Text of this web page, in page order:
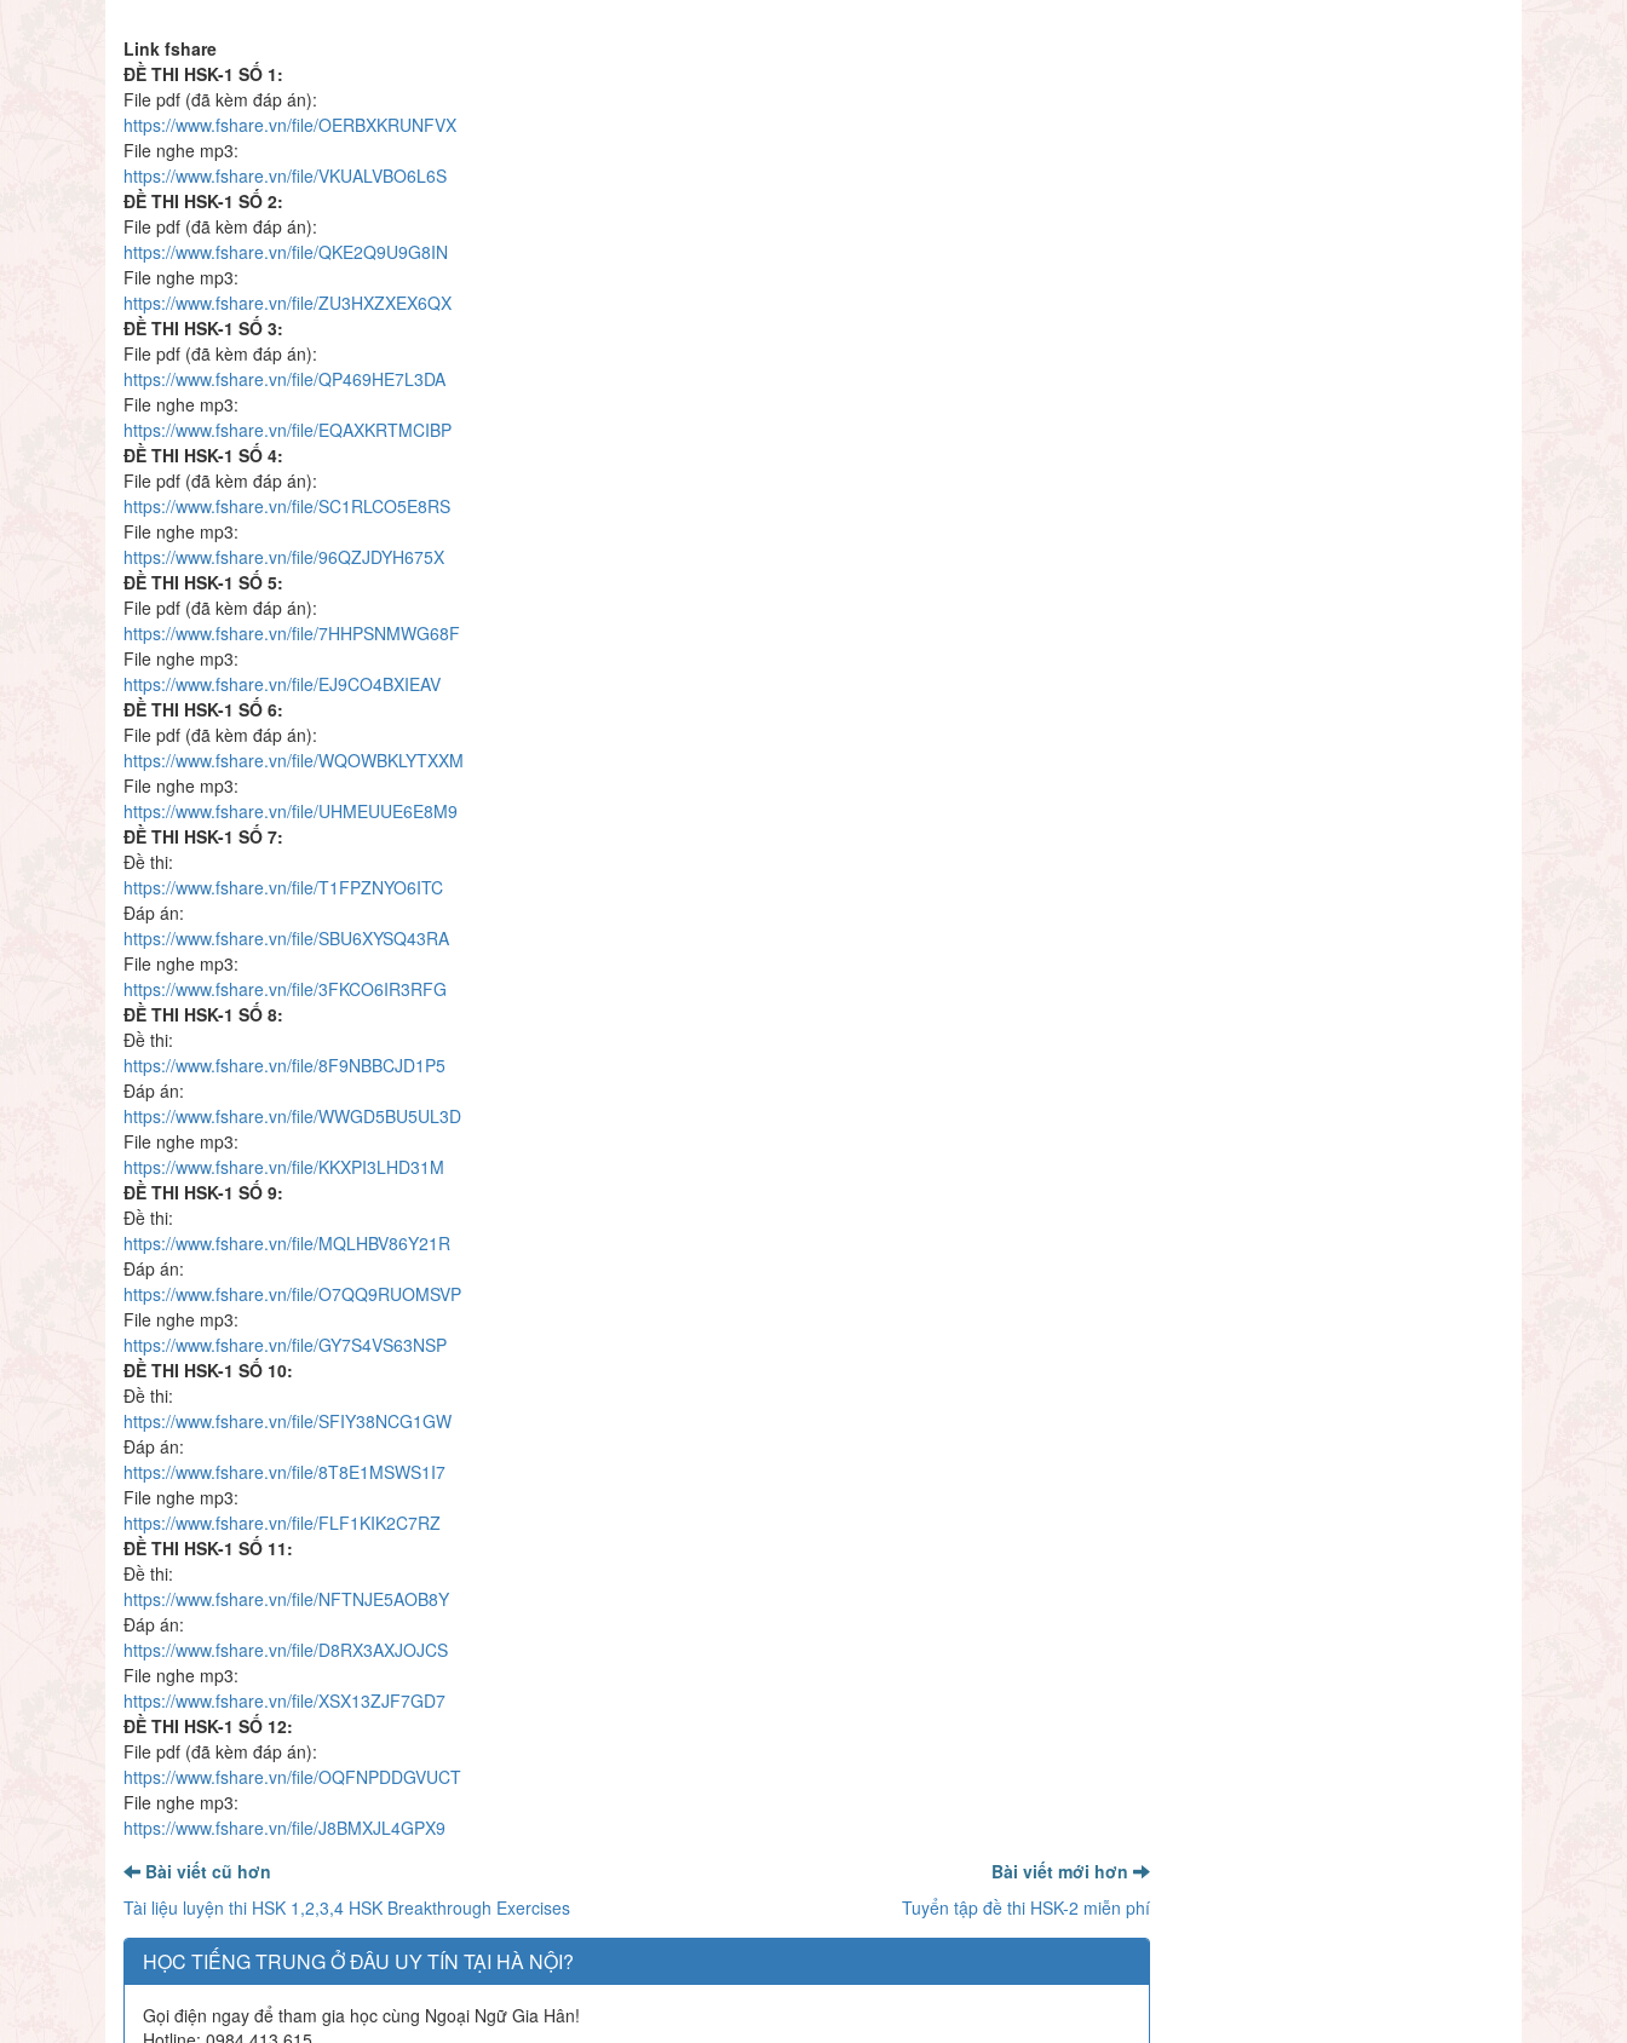
Link fshare
ĐỀ THI HSK-1 SỐ 1:
File pdf (đã kèm đáp án):
https://www.fshare.vn/file/OERBXKRUNFVX
File nghe mp3:
https://www.fshare.vn/file/VKUALVBO6L6S
ĐỀ THI HSK-1 SỐ 2:
File pdf (đã kèm đáp án):
https://www.fshare.vn/file/QKE2Q9U9G8IN
File nghe mp3:
https://www.fshare.vn/file/ZU3HXZXEX6QX
ĐỀ THI HSK-1 SỐ 3:
File pdf (đã kèm đáp án):
https://www.fshare.vn/file/QP469HE7L3DA
File nghe mp3:
https://www.fshare.vn/file/EQAXKRTMCIBP
ĐỀ THI HSK-1 SỐ 4:
File pdf (đã kèm đáp án):
https://www.fshare.vn/file/SC1RLCO5E8RS
File nghe mp3:
https://www.fshare.vn/file/96QZJDYH675X
ĐỀ THI HSK-1 SỐ 5:
File pdf (đã kèm đáp án):
https://www.fshare.vn/file/7HHPSNMWG68F
File nghe mp3:
https://www.fshare.vn/file/EJ9CO4BXIEAV
ĐỀ THI HSK-1 SỐ 6:
File pdf (đã kèm đáp án):
https://www.fshare.vn/file/WQOWBKLYTXXM
File nghe mp3:
https://www.fshare.vn/file/UHMEUUE6E8M9
ĐỀ THI HSK-1 SỐ 7:
Đề thi:
https://www.fshare.vn/file/T1FPZNYO6ITC
Đáp án:
https://www.fshare.vn/file/SBU6XYSQ43RA
File nghe mp3:
https://www.fshare.vn/file/3FKCO6IR3RFG
ĐỀ THI HSK-1 SỐ 8:
Đề thi:
https://www.fshare.vn/file/8F9NBBCJD1P5
Đáp án:
https://www.fshare.vn/file/WWGD5BU5UL3D
File nghe mp3:
https://www.fshare.vn/file/KKXPI3LHD31M
ĐỀ THI HSK-1 SỐ 9:
Đề thi:
https://www.fshare.vn/file/MQLHBV86Y21R
Đáp án:
https://www.fshare.vn/file/O7QQ9RUOMSVP
File nghe mp3:
https://www.fshare.vn/file/GY7S4VS63NSP
ĐỀ THI HSK-1 SỐ 10:
Đề thi:
https://www.fshare.vn/file/SFIY38NCG1GW
Đáp án:
https://www.fshare.vn/file/8T8E1MSWS1I7
File nghe mp3:
https://www.fshare.vn/file/FLF1KIK2C7RZ
ĐỀ THI HSK-1 SỐ 11:
Đề thi:
https://www.fshare.vn/file/NFTNJE5AOB8Y
Đáp án:
https://www.fshare.vn/file/D8RX3AXJOJCS
File nghe mp3:
https://www.fshare.vn/file/XSX13ZJF7GD7
ĐỀ THI HSK-1 SỐ 12:
File pdf (đã kèm đáp án):
https://www.fshare.vn/file/OQFNPDDGVUCT
File nghe mp3:
https://www.fshare.vn/file/J8BMXJL4GPX9
Bài viết cũ hơn
Tài liệu luyện thi HSK 1,2,3,4 HSK Breakthrough Exercises
Bài viết mới hơn
Tuyển tập đề thi HSK-2 miễn phí
HỌC TIẾNG TRUNG Ở ĐÂU UY TÍN TẠI HÀ NỘI?
Gọi điện ngay để tham gia học cùng Ngoại Ngữ Gia Hân!